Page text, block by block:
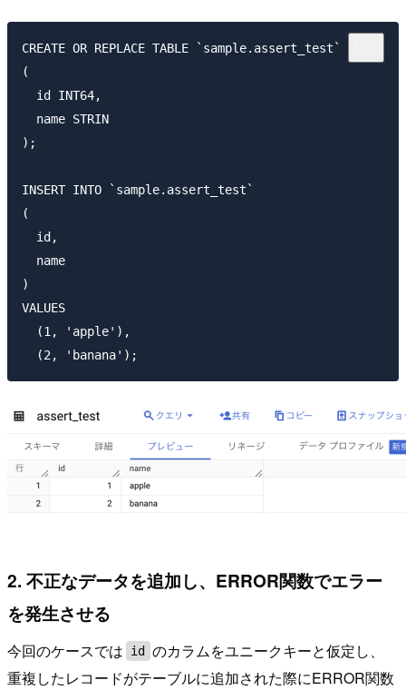
CREATE OR REPLACE TABLE `sample.assert_test`
(
  id INT64,
  name STRIN
);
INSERT INTO `sample.assert_test`
(
  id,
  name
)
VALUES
  (1, 'apple'),
2. 不正なデータを追加し、ERROR関数でエラー
を発生させる
今回のケースでは id
のカラムをユニークキーと仮定し、
重複したレコードがテーブルに追加された際にERROR関数